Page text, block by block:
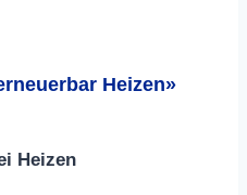
Heizen»
Heizen